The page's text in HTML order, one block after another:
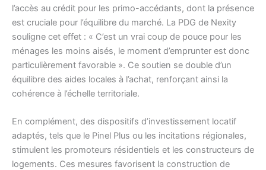
l’accès au crédit pour les primo-accédants, dont la présence
est cruciale pour l’équilibre du marché. La PDG de Nexity
souligne cet effet : « C’est un vrai coup de pouce pour les
ménages les moins aisés, le moment d’emprunter est donc
particulièrement favorable ». Ce soutien se double d’un
équilibre des aides locales à l’achat, renforçant ainsi la
cohérence à l’échelle territoriale.
En complément, des dispositifs d’investissement locatif
adaptés, tels que le Pinel Plus ou les incitations régionales,
stimulent les promoteurs résidentiels et les constructeurs de
logements. Ces mesures favorisent la construction de